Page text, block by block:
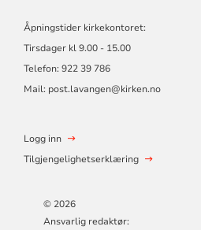
Åpningstider kirkekontoret:
Tirsdager kl 9.00 - 15.00
Telefon: 922 39 786
Mail: post.lavangen@kirken.no
Logg inn
Tilgjengelighetserklæring
© 2026
Ansvarlig redaktør: